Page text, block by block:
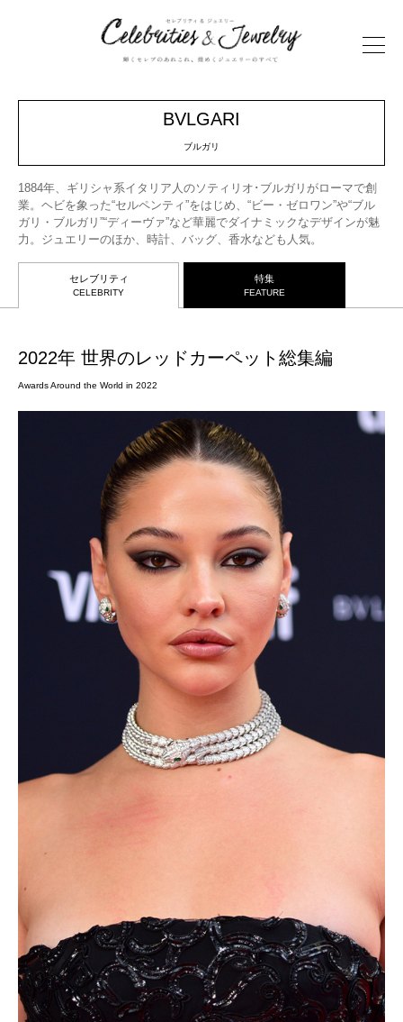
BVLGARI
ブルガリ
1884年、ギリシャ系イタリア人のソティリオ･ブルガリがローマで創
業。ヘビを象った“セルペンティ”をはじめ、“ビー・ゼロワン”や“ブル
ガリ・ブルガリ”“ディーヴァ”など華麗でダイナミックなデザインが魅
力。ジュエリーのほか、時計、バッグ、香水なども人気。
セレブリティ
CELEBRITY
特集
FEATURE
2022年 世界のレッドカーペット総集編
Awards Around the World in 2022